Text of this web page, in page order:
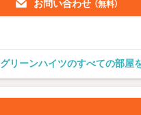
お問い合わせ （無料）
グリーンハイツのすべての部屋